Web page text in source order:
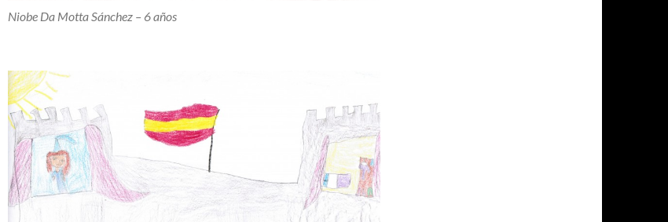
Niobe Da Motta Sánchez – 6 años